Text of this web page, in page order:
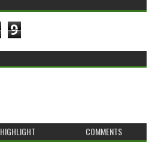
9
HIGHLIGHT COMMENTS